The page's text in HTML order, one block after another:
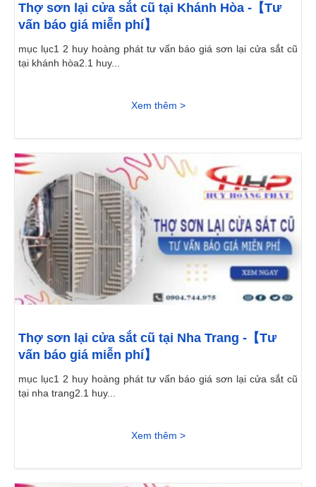
Thợ sơn lại cửa sắt cũ tại Khánh Hòa -【Tư
vấn báo giá miễn phí】
mục lục1 2 huy hoàng phát tư vấn báo giá sơn lại cửa sắt cũ
tại khánh hòa2.1 huy...
Xem thêm >
Thợ sơn lại cửa sắt cũ tại Nha Trang -【Tư
vấn báo giá miễn phí】
mục lục1 2 huy hoàng phát tư vấn báo giá sơn lại cửa sắt cũ
tại nha trang2.1 huy...
Xem thêm >